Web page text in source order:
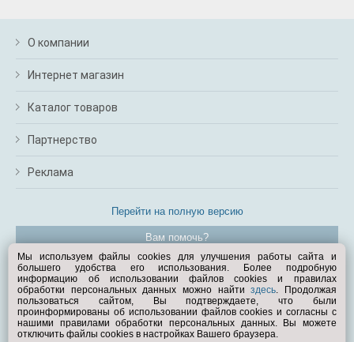
О компании
Интернет магазин
Каталог товаров
Партнерство
Реклама
Перейти на полную версию
Вам помочь?
© Exist.ru 1998—2026
Мы используем файлы cookies для улучшения работы сайта и
большего удобства его использования. Более подробную
информацию об использовании файлов cookies и правилах
обработки персональных данных можно найтиздесь. Продолжая
пользоваться сайтом, Вы подтверждаете, что были
проинформированы об использовании файлов cookies и согласны с
нашими правилами обработки персональных данных. Вы можете
отключить файлы cookies в настройках Вашего браузера.